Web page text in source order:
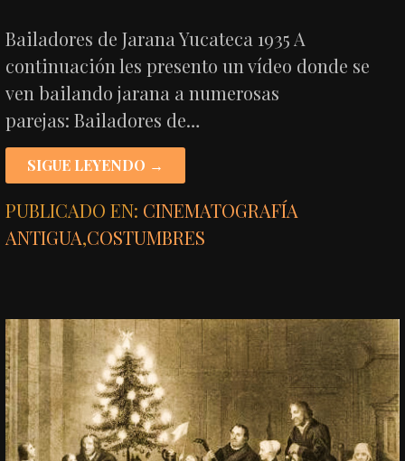
Bailadores de Jarana Yucateca 1935 A
continuación les presento un vídeo donde se
ven bailando jarana a numerosas
parejas: Bailadores de…
SIGUE LEYENDO →
PUBLICADO EN: CINEMATOGRAFÍA
ANTIGUA,COSTUMBRES